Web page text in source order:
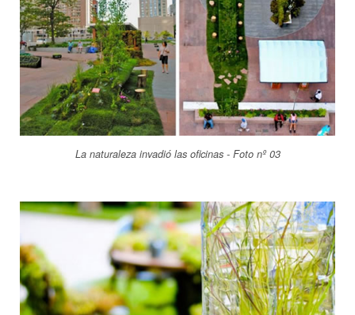
La naturaleza invadió las oficinas - Foto nº 03